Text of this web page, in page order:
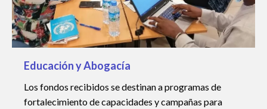
Educación y Abogacía
Los fondos recibidos se destinan a programas de
fortalecimiento de capacidades y campañas para